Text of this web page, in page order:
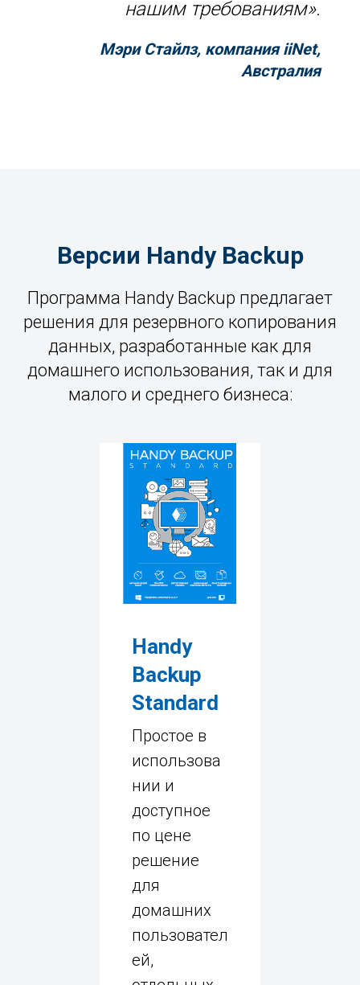
нашим требованиям».
Мэри Стайлз, компания iiNet,
Австралия
Версии Handy Backup
Программа Handy Backup предлагает
решения для резервного копирования
данных, разработанные как для
домашнего использования, так и для
малого и среднего бизнеса:
Handy
Backup
Standard
Простое в
использова
нии и
доступное
по цене
решение
для
домашних
пользовател
ей,